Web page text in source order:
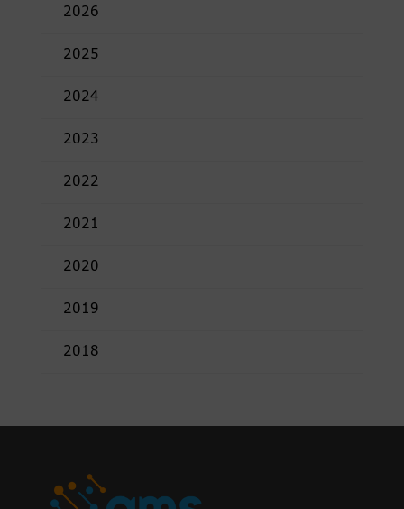
2026
2025
2024
2023
2022
2021
2020
2019
2018